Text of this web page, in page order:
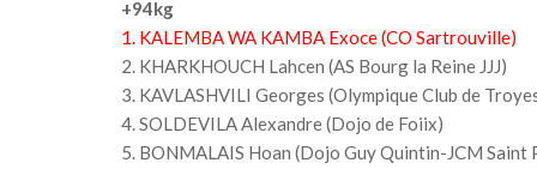
+94kg
1. KALEMBA WA KAMBA Exoce (CO Sartrouville)
2. KHARKHOUCH Lahcen (AS Bourg la Reine JJJ)
3. KAVLASHVILI Georges (Olympique Club de
4. SOLDEVILA Alexandre (Dojo de Foiix)
5. BONMALAIS Hoan (Dojo Guy Quintin-JCM Saint